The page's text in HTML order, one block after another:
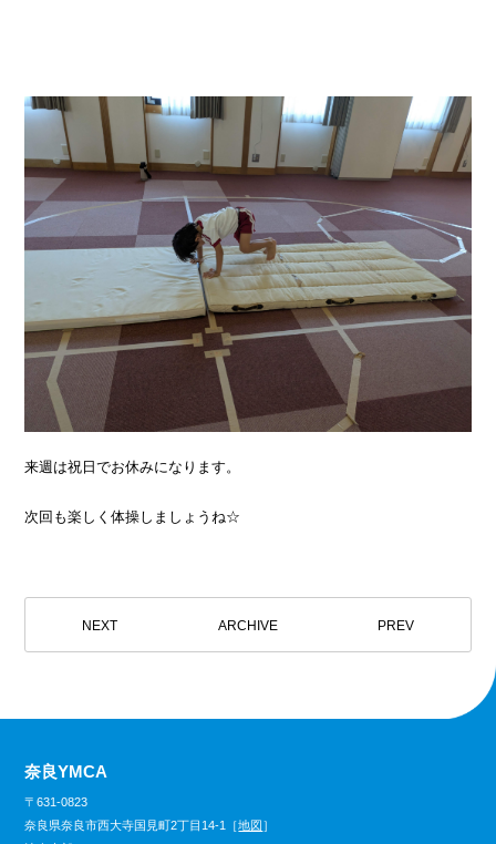
来週は祝日でお休みになります。
次回も楽しく体操しましょうね☆
NEXT ARCHIVE PREV
奈良YMCA
〒631-0823
奈良県奈良市西大寺国見町2丁目14-1［地図］